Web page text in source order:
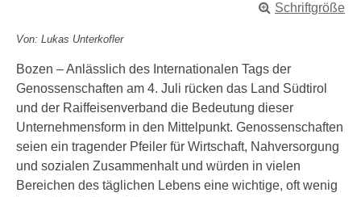
Schriftgröße
Von: Lukas Unterkofler
Bozen – Anlässlich des Internationalen Tags der
Genossenschaften am 4. Juli rücken das Land Südtirol
und der Raiffeisenverband die Bedeutung dieser
Unternehmensform in den Mittelpunkt. Genossenschaften
seien ein tragender Pfeiler für Wirtschaft, Nahversorgung
und sozialen Zusammenhalt und würden in vielen
Bereichen des täglichen Lebens eine wichtige, oft wenig